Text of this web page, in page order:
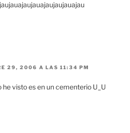
29, 2006 A LAS 11:34 PM
he visto es en un cementerio U_U